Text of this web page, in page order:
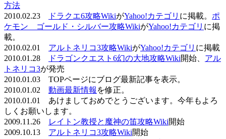
方法
2010.02.23
ドラクエ6攻略WikiがYahoo!カテゴリ に掲載。 ポ
ケモン ゴールド・シルバー攻略WikiがYahoo!カテゴリ に掲
載。
2010.02.01 アルトネリコ3攻略WikiがYahoo!カテゴリ に掲載
2010.01.28
ドラゴンクエスト6幻の大地攻略Wiki開始、 アル
トネリコ3が発売
2010.01.03 TOPページにブログ最新記事を表示。
2010.01.02 動画最新情報 を修正。
2010.01.01 あけましておめでとうございます。今年もよろ
しくお願いします。
2009.11.26
レイトン教授と魔神の笛攻略Wiki開始
2009.10.13 アルトネリコ3攻略Wiki開始